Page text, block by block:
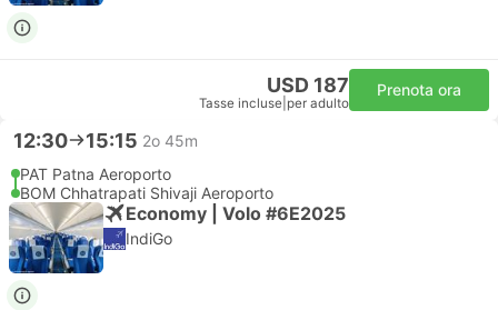
USD 187
Tasse incluse per adulto
Prenota ora
12:30 15:15 2o 45m
PAT Patna Aeroporto
BOM Chhatrapati Shivaji Aeroporto
Economy | Volo #6E2025
IndiGo